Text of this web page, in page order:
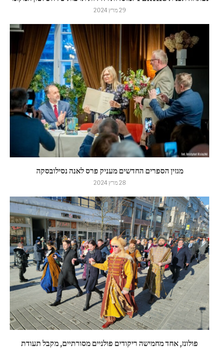
29 מרץ 2024
מגזין הספרים החדשים מעניק פרס לאנה נסילובסקה
28 מרץ 2024
פולונז, אחד מחמישה ריקודים פולניים מסורתיים, מקבל תעודת